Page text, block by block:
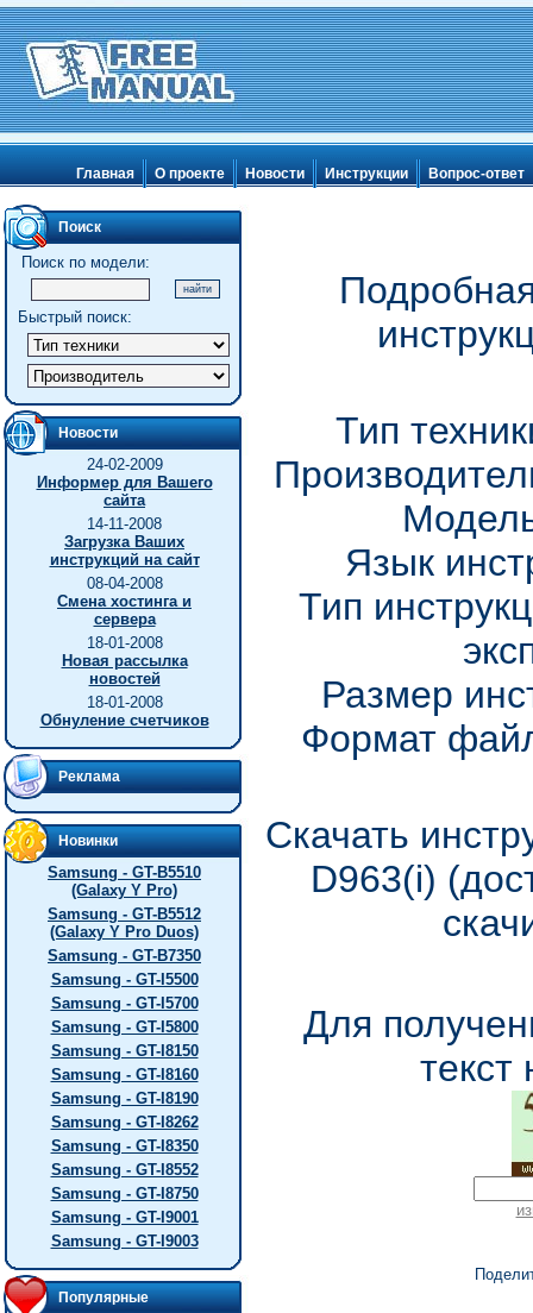
Главная О проекте Новости Инструкции Вопрос-ответ
Поиск
Поиск по модели:
Быстрый поиск:
Новости
24-02-2009
Информер для Вашего
сайта
14-11-2008
Загрузка Ваших
инструкций на сайт
08-04-2008
Смена хостинга и
сервера
18-01-2008
Новая рассылка
новостей
18-01-2008
Обнуление счетчиков
Реклама
Новинки
Samsung - GT-B5510
(Galaxy Y Pro)
Samsung - GT-B5512
(Galaxy Y Pro Duos)
Samsung - GT-B7350
Samsung - GT-I5500
Samsung - GT-I5700
Samsung - GT-I5800
Samsung - GT-I8150
Samsung - GT-I8160
Samsung - GT-I8190
Samsung - GT-I8262
Samsung - GT-I8350
Samsung - GT-I8552
Samsung - GT-I8750
Samsung - GT-I9001
Samsung - GT-I9003
Популярные
Тип
Язык
Тип
Размер
Формат
Скачать
D963(i)
Для
текст